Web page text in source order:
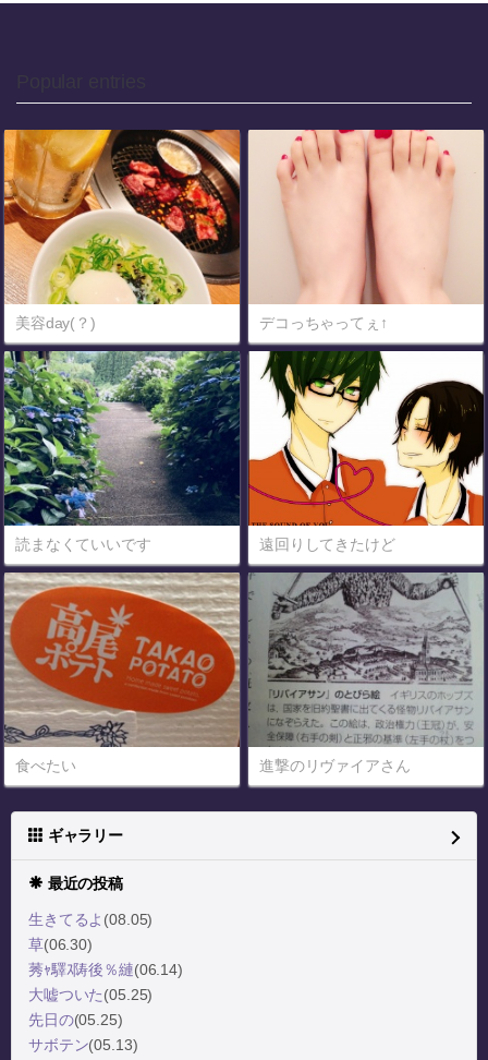
美容day(？) デコっちゃってぇ↑
読まなくていいです 遠回りしてきたけど
食べたい 進撃のリヴァイアさん
ギャラリー
最近の投稿
生きてるよ (08.05)
草(06.30)
莠ｬ驛ｽ陦後％縺(06.14)
大嘘ついた(05.25)
先日の(05.25)
サボテン(05.13)